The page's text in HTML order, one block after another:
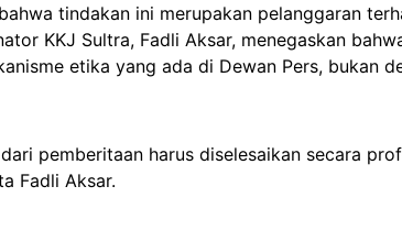
tindakan ini merupakan pelanggaran
KKJ Sultra, Fadli Aksar, menegaskan
etika yang ada di Dewan Pers, bukan
pemberitaan harus diselesaikan secara
Fadli Aksar.